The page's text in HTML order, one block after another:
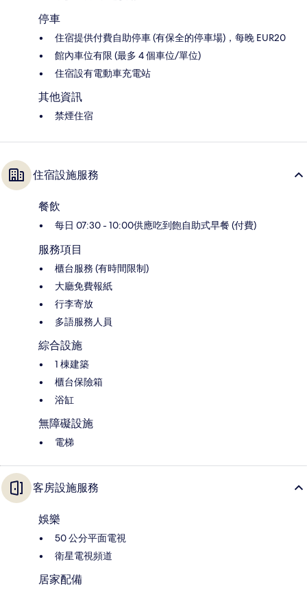
停車
住宿提供付費自助停車 (有保全的停車場)，每晚 EUR20
館內車位有限 (最多 4 個車位/單位)
住宿設有電動車充電站
其他資訊
禁煙住宿
住宿設施服務
餐飲
每日 07:30 - 10:00供應吃到飽自助式早餐 (付費)
服務項目
櫃台服務 (有時間限制)
大廳免費報紙
行李寄放
多語服務人員
綜合設施
1 棟建築
櫃台保險箱
浴缸
無障礙設施
電梯
客房設施服務
娛樂
50 公分平面電視
衛星電視頻道
居家配備